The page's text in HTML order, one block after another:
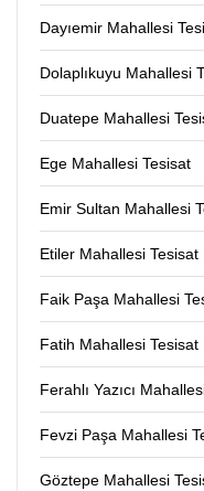
Dayıemir Mahallesi
Dolaplıkuyu Mahallesi
Duatepe Mahallesi
Ege Mahallesi Tesisat
Emir Sultan Mahallesi
Etiler Mahallesi Tesisat
Faik Paşa Mahallesi
Fatih Mahallesi Tesisat
Ferahlı Yazıcı
Fevzi Paşa Mahallesi
Göztepe Mahallesi